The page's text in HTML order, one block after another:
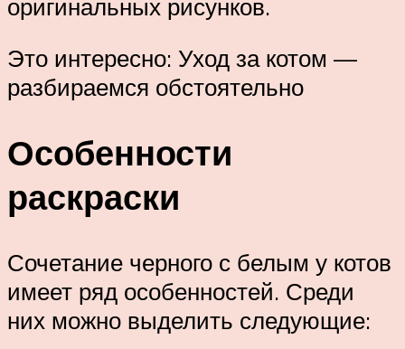
оригинальных рисунков.
Это интересно: Уход за котом —
разбираемся обстоятельно
Особенности
раскраски
Сочетание черного с белым у котов
имеет ряд особенностей. Среди
них можно выделить следующие: